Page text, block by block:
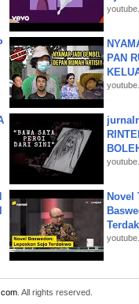
PAN
Novel
. All rights reserved.